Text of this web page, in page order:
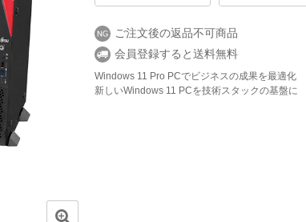
ご注文後の返品不可商品
会員登録すると送料無料
Windows 11 Pro PCでビジネスの成果を最適化
新しいWindows 11 PCを技術スタックの基盤に